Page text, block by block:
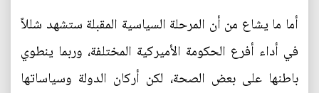
أما ما يشاع من أن المرحلة السياسية المقبلة ستشهد شللاً
في أداء أفرع الحكومة الأميركية المختلفة، وربما ينطوي
باطنها على بعض الصحة، لكن أركان الدولة وسياساتها